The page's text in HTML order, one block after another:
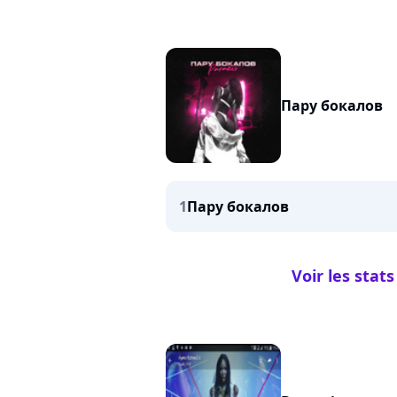
Пару бокалов
1Пару бокалов
Voir les